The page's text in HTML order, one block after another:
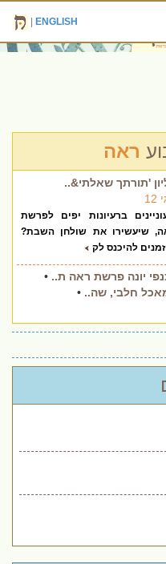
ENGLISH
ראה
'תורתך שאלתי&..
ברעיונות יפים לפרשת
שיעשירו את שולחן השבת?
להיכנס לק
יונה פרשת ראה ת.. •
חלבי, שה.. •